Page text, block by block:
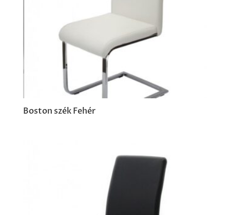
Boston szék Fehér